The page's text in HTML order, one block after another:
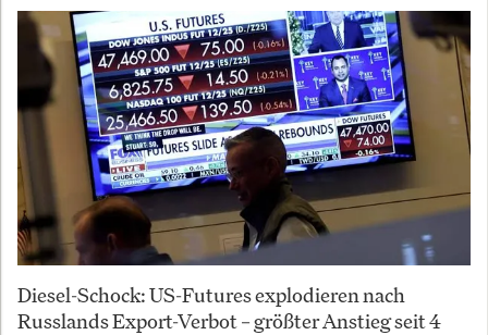
Diesel-Schock: US-Futures explodieren nach
Russlands Export-Verbot – größter Anstieg seit 4